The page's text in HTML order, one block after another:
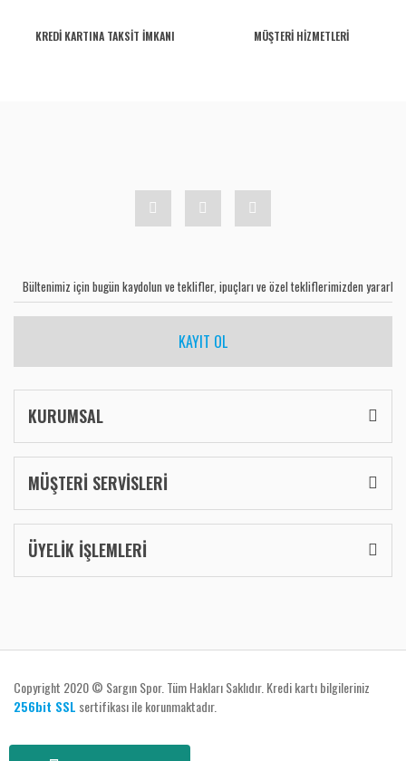
KREDİ KARTINA TAKSİT İMKANI MÜŞTERİ HİZMETLERİ
KAYIT OL
KURUMSAL
MÜŞTERİ SERVİSLERİ
ÜYELİK İŞLEMLERİ
Copyright 2020 © Sargın Spor. Tüm Hakları Saklıdır. Kredi kartı bilgileriniz
256bit SSL sertifikası ile korunmaktadır.